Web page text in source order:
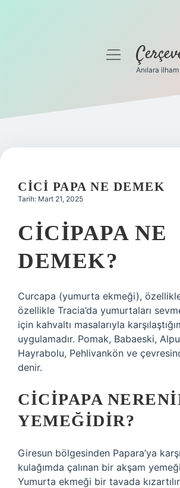
Gizlilik Politikası
Yasal Uyarı
menüyü
Anılara
CICI PAPA NE DEMEK
Tarih: Mart 21, 2025
CICIPAPA NE
DEMEK?
Curcapa (yumurta ekmeği), özellikle
özellikle Tracia’da yumurtaları
için kahvaltı masalarıyla
uygulamadır. Pomak, Babaeski,
Hayrabolu, Pehlivankön ve
denir.
CICIPAPA
YEMEĞIDIR?
Giresun bölgesinden Papara’ya
kulağımda çalınan bir akşam
Yumurta ekmeği bir tavada